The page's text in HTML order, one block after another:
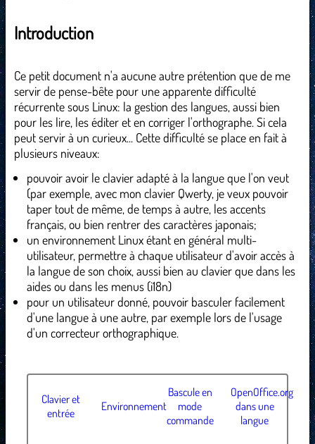
Introduction
Ce petit document n'a aucune autre prétention que de me
servir de pense-bête pour une apparente difficulté
récurrente sous Linux: la gestion des langues, aussi bien
pour les lire, les éditer et en corriger l'orthographe. Si cela
peut servir à un curieux... Cette difficulté se place en fait à
plusieurs niveaux:
pouvoir avoir le clavier adapté à la langue que l'on veut
(par exemple, avec mon clavier Qwerty, je veux pouvoir
taper tout de même, de temps à autre, les accents
français, ou bien rentrer des caractères japonais;
un environnement Linux étant en général multi-
utilisateur, permettre à chaque utilisateur d'avoir accès à
la langue de son choix, aussi bien au clavier que dans les
aides ou dans les menus (i18n)
pour un utilisateur donné, pouvoir basculer facilement
d'une langue à une autre, par exemple lors de l'usage
d'un correcteur orthographique.
Clavier et
entrée
Environnement
Bascule en
mode
commande
OpenOffice.org
dans une
langue